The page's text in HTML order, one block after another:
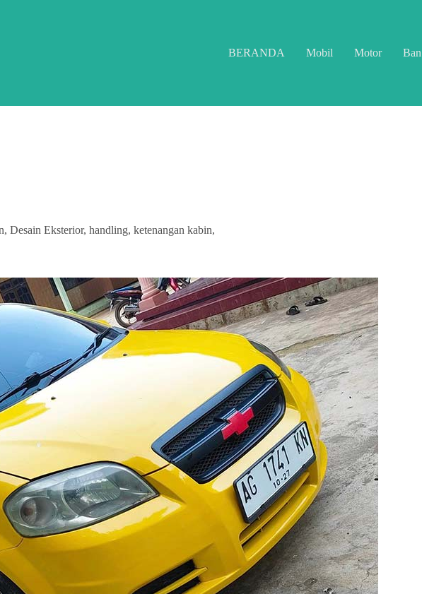
BERANDA
Mobil Motor
Desain Eksterior, handling, ketenangan kabin,